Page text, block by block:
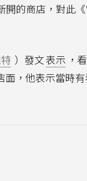
開的商店，對此
）發文表示 ，
，他表示當時